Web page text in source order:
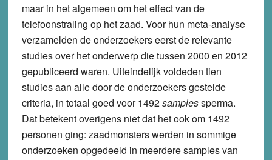
maar in het algemeen om het effect van de
telefoonstraling op het zaad. Voor hun meta-analyse
verzamelden de onderzoekers eerst de relevante
studies over het onderwerp die tussen 2000 en 2012
gepubliceerd waren. Uiteindelijk voldeden tien
studies aan alle door de onderzoekers gestelde
criteria, in totaal goed voor 1492samplessperma.
Dat betekent overigens niet dat het ook om 1492
personen ging: zaadmonsters werden in sommige
onderzoeken opgedeeld in meerdere samples van